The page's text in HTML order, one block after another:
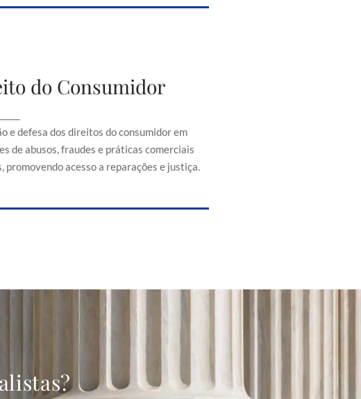
do Consumidor
e defesa dos direitos do consumidor em
de abusos, fraudes e práticas comerciais
promovendo acesso a reparações e justiça.
Direito do Consumidor
comerciais injustas, promovendo acesso a